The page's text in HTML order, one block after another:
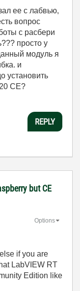
ее с лабвью,
вопрос
с расбери
просто у
модуль я
и
установить
CE?
REPLY
but CE
Options
if you are
LabVIEW RT
Edition like